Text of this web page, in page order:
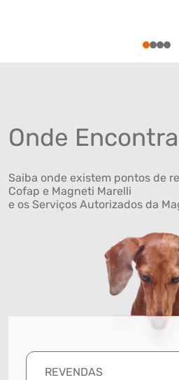
1234
Onde
Saiba onde existem pontos de
Cofap e Magneti Marelli
e os Serviços Autorizados da
REVENDAS